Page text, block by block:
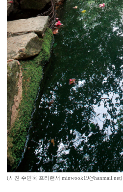
(사진 주민욱 프리랜서 minwook19@hanmail.net)